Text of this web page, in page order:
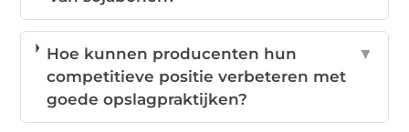
Hoe kunnen producenten hun
competitieve positie verbeteren met
goede opslagpraktijken?
▼